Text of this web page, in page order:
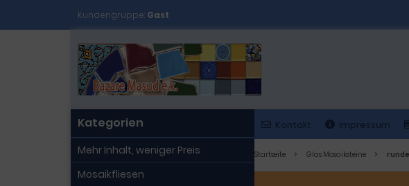
Kundengruppe: Gast
Kontakt Impressum
Startseite Glas Mosaiksteine
Kategorien
Mehr Inhalt, weniger Preis
Mosaikfliesen